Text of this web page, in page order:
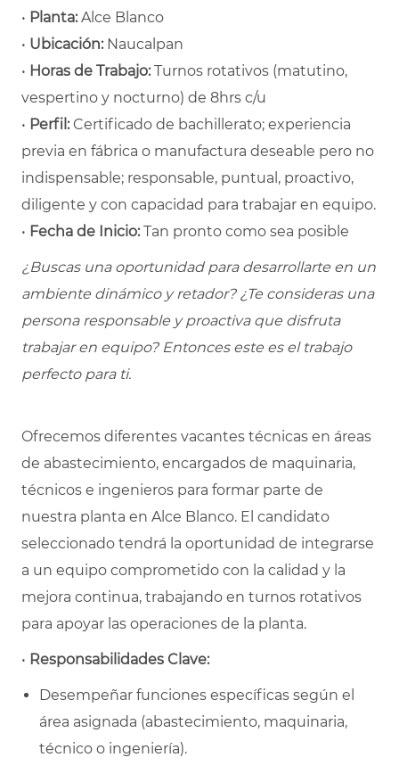
• Planta: Alce Blanco
• Ubicación: Naucalpan
• Horas de Trabajo: Turnos rotativos (matutino,
vespertino y nocturno) de 8hrs c/u
• Perfil: Certificado de bachillerato; experiencia
previa en fábrica o manufactura deseable pero no
indispensable; responsable, puntual, proactivo,
diligente y con capacidad para trabajar en equipo.
• Fecha de Inicio: Tan pronto como sea posible
¿Buscas una oportunidad para desarrollarte en un
ambiente dinámico y retador? ¿Te consideras una
persona responsable y proactiva que disfruta
trabajar en equipo? Entonces este es el trabajo
perfecto para ti.
Ofrecemos diferentes vacantes técnicas en áreas
de abastecimiento, encargados de maquinaria,
técnicos e ingenieros para formar parte de
nuestra planta en Alce Blanco. El candidato
seleccionado tendrá la oportunidad de integrarse
a un equipo comprometido con la calidad y la
mejora continua, trabajando en turnos rotativos
para apoyar las operaciones de la planta.
• Responsabilidades Clave:
Desempeñar funciones específicas según el
área asignada (abastecimiento, maquinaria,
técnico o ingeniería).